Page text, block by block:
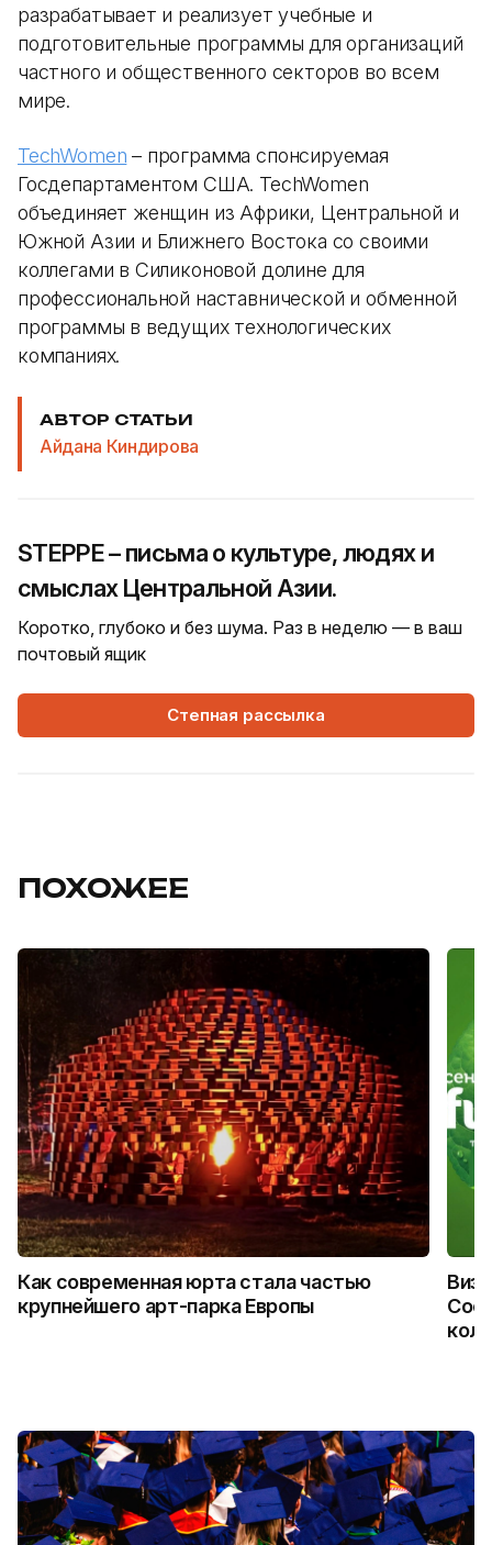
разрабатывает и реализует учебные и
подготовительные программы для организаций
частного и общественного секторов во всем
мире.
TechWomen – программа спонсируемая
Госдепартаментом США. TechWomen
объединяет женщин из Африки, Центральной и
Южной Азии и Ближнего Востока со своими
коллегами в Силиконовой долине для
профессиональной наставнической и обменной
программы в ведущих технологических
компаниях.
АВТОР СТАТЬИ
Айдана Киндирова
STEPPE – письма о культуре, людях и
смыслах Центральной Азии.
Коротко, глубоко и без шума. Раз в неделю — в ваш
почтовый ящик
Степная рассылка
ПОХОЖЕЕ
Как современная юрта стала частью
крупнейшего арт-парка Европы